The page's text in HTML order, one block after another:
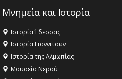
Μνημεία και Ιστορία
Ιστορία Έδεσσας
Ιστορία Γιαννιτσών
Ιστορία της Αλμωπίας
Μουσείο Νερού